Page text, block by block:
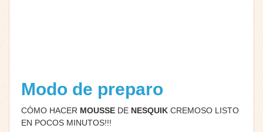
Modo de preparo
CÓMO HACER MOUSSE DE NESQUIK CREMOSO LISTO
EN POCOS MINUTOS!!!